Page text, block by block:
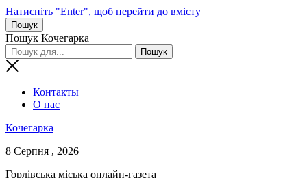
Натисніть "Enter", щоб перейти до вмісту
Пошук
Пошук Кочегарка
Контакты
О нас
Кочегарка
8 Серпня , 2026
Горлівська міська онлайн-газета